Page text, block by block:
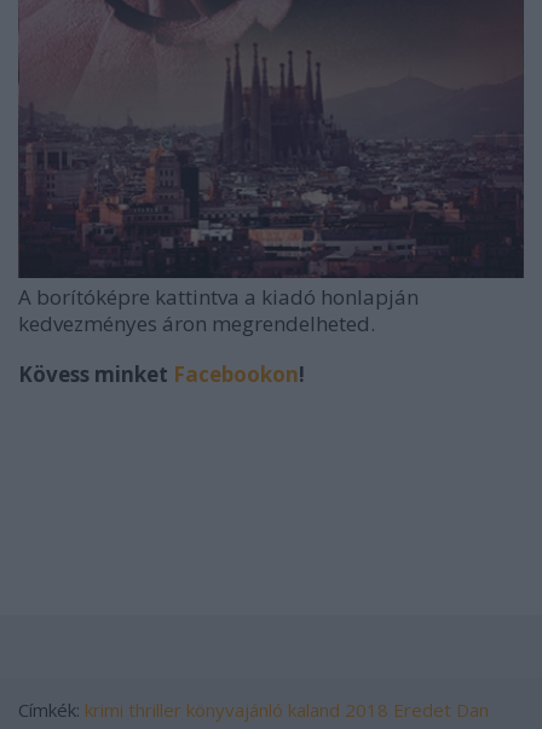
A borítóképre kattintva a kiadó honlapján
kedvezményes áron megrendelheted.
Kövess minket Facebookon!
Címkék: krimi thriller könyvajánló kaland 2018 Eredet Dan